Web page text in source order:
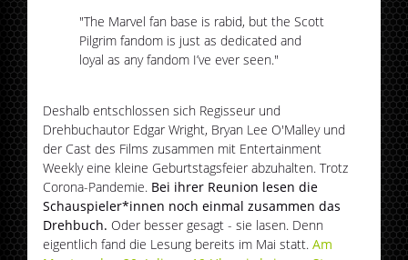
"The Marvel fan base is rabid, but the Scott
Pilgrim fandom is just as dedicated and
loyal as any fandom I’ve ever seen."
Deshalb entschlossen sich Regisseur und
Drehbuchautor Edgar Wright, Bryan Lee O'Malley und
der Cast des Films zusammen mit Entertainment
Weekly eine kleine Geburtstagsfeier abzuhalten. Trotz
Corona-Pandemie. Bei ihrer Reunion lesen die
Schauspieler*innen noch einmal zusammen das
Drehbuch. Oder besser gesagt - sie lasen. Denn
eigentlich fand die Lesung bereits im Mai statt.Am